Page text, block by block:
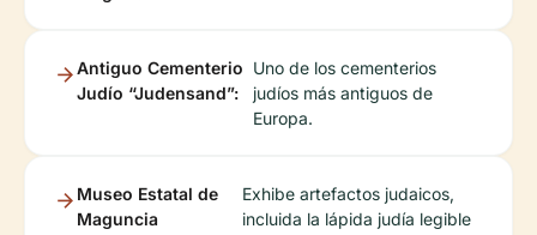
Antiguo Cementerio
Judío “Judensand”:
Uno de los cementerios
judíos más antiguos de
Europa.
Museo Estatal de
Maguncia
Exhibe artefactos judaicos,
incluida la lápida judía legible